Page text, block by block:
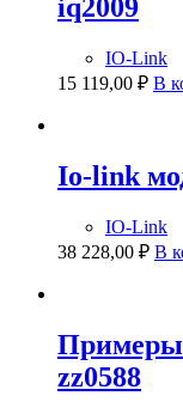
iq2009
IO-Link
15 119,00 ₽ В
Io-link
IO-Link
38 228,00 ₽ В
Примеры
zz0588